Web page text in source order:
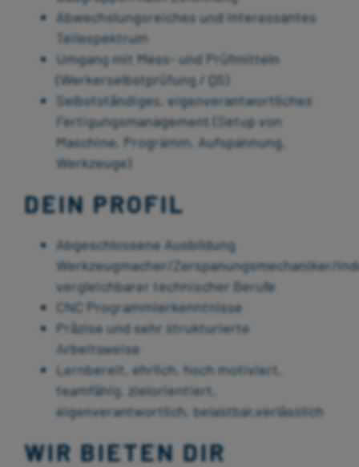
Abwechslungsreiches und interessantes
Teilespektrum
Umgang mit Mess- und Prüfmitteln
(Werkerselbstprüfung / QS)
Selbstständiges, eigenverantwortliches
Fertigungsmanagement (Setup von
Maschine, Programm, Aufspannung,
Werkzeuge)
DEIN PROFIL
Abgeschlossene Ausbildung
Werkzeugmacher/Zerspanungsmechaniker/
vergleichbarer technischer Berufe
CNC Programmierkenntnisse
Präzise und sehr strukturierte
Arbeitsweise
Lernbereit, ehrlich, hoch motiviert,
teamfähig, zielorientiert,
eigenverantwortlich, belastbar,verlässlich
WIR BIETEN DIR